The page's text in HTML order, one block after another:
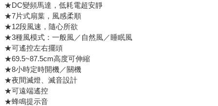
★DC變頻馬達，低耗電超安靜
★7片式扇葉，風感柔順
★12段風速，隨心所欲
★3種風模式：一般風／自然風／睡眠風
★可遙控左右擺頭
★69.5~87.5cm高度可伸縮
★8小時定時開機／關機
★夜間滅燈、滅音設計
★可遠端遙控
★蜂鳴提示音